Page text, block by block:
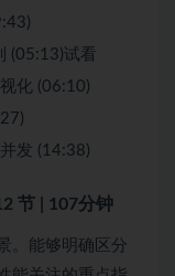
(05:13)试看
化 (06:10)
发 (14:38)
节 | 107分钟
。能够明确区分